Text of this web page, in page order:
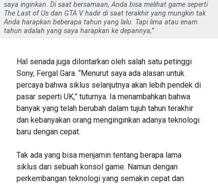
saya inginkan. Di saat bersamaan, Anda bisa melihat game seperti
The Last of Us dan GTA V hadir di saat terakhir yang mungkin tak
Anda harapkan beberapa tahun yang lalu. Tapi lima atau enam
tahun adalah yang saya harapkan ke depannya,”
Hal senada juga dilontarkan oleh salah satu petinggi
Sony, Fergal Gara. “Menurut saya ada alasan untuk
percaya bahwa siklus selanjutnya akan lebih pendek di
pasar seperti UK,” tuturnya. Ia menambahkan bahwa
banyak yang telah berubah dalam tujuh tahun terakhir
dan kebanyakan orang menginginkan adanya teknologi
baru dengan cepat.
Tak ada yang bisa menjamin tentang berapa lama
siklus dari sebuah konsol game. Namun dengan
perkembangan teknologi yang semakin cepat dan